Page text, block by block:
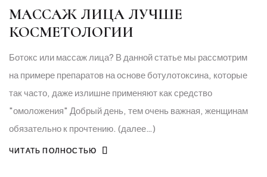
МАССАЖ ЛИЦА ЛУЧШЕ
КОСМЕТОЛОГИИ
Ботокс или массаж лица? В данной статье мы рассмотрим
на примере препаратов на основе ботулотоксина, которые
так часто, даже излишне применяют как средство
"омоложения" Добрый день, тем очень важная, женщинам
обязательно к прочтению. (далее…)
ЧИТАТЬ ПОЛНОСТЬЮ